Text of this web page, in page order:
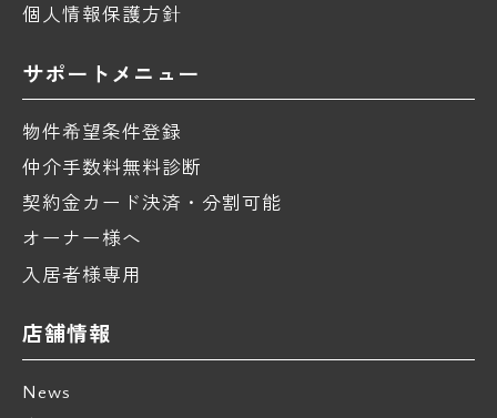
個人情報保護方針
サポートメニュー
物件希望条件登録
仲介手数料無料診断
契約金カード決済・分割可能
オーナー様へ
入居者様専用
店舗情報
News